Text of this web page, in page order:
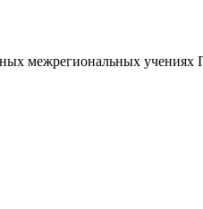
межрегиональных учениях